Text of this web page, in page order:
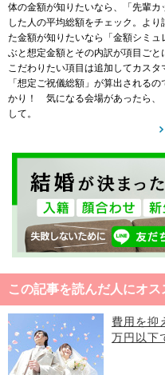
体の金額が知りたいなら、「先輩
した人の平均総額をチェック。よ
た金額が知りたいなら「金額シミ
ぶと想定金額とその内訳が項目ごと
こだわりたい項目は追加してカス
「想定ご祝儀総額」が算出される
かり！ 気になる会場があったら、
して。
この記事を読んだ人にオス
費用を
万円以下